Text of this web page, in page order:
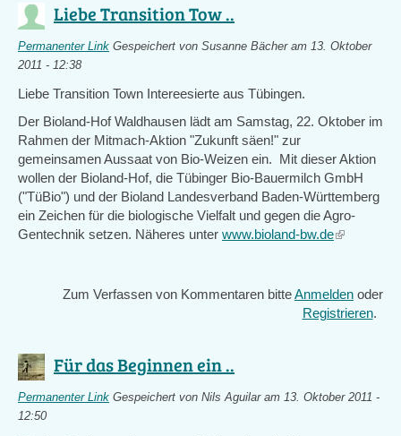
Liebe Transition Tow ..
Permanenter Link Gespeichert von Susanne Bächeram 13. Oktober
2011 - 12:38
Liebe Transition Town Intereesierte aus Tübingen.
Der Bioland-Hof Waldhausen lädt am Samstag, 22. Oktober im
Rahmen der Mitmach-Aktion "Zukunft säen!" zur
gemeinsamen Aussaat von Bio-Weizen ein. Mit dieser Aktion
wollen der Bioland-Hof, die Tübinger Bio-Bauermilch GmbH
("TüBio") und der Bioland Landesverband Baden-Württemberg
ein Zeichen für die biologische Vielfalt und gegen die Agro-
Gentechnik setzen. Näheres unter www.bioland-bw.de(link
Zum Verfassen von Kommentaren bitteAnmelden oder
Registrieren.
Für das Beginnen ein ..
Permanenter Link Gespeichert von Nils Aguilaram 13. Oktober 2011 -
12:50